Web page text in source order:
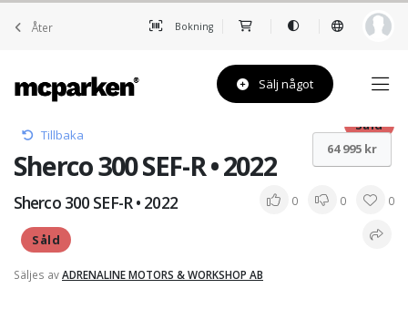
Åter Bokning
Sälj något
Tillbaka
Sherco 300 SEF-R • 2022
Såld
Sherco 300 SEF-R • 2022
Såld
0 0 0
Säljes avADRENALINE MOTORS & WORKSHOP AB
64 995 kr